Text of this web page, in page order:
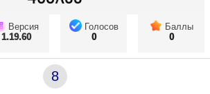
Версия
1.19.60
Голосов
0
Баллы
0
8